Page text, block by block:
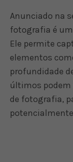
Anunciado na
fotografia é
Ele permite
elementos
profundidade
últimos podem
de fotografia,